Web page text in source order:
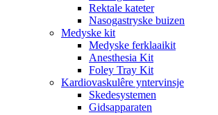
Rektale kateter
Nasogastryske buizen
Medyske kit
Medyske ferklaaikit
Anesthesia Kit
Foley Tray Kit
Kardiovaskulêre yntervinsje
Skedesystemen
Gidsapparaten